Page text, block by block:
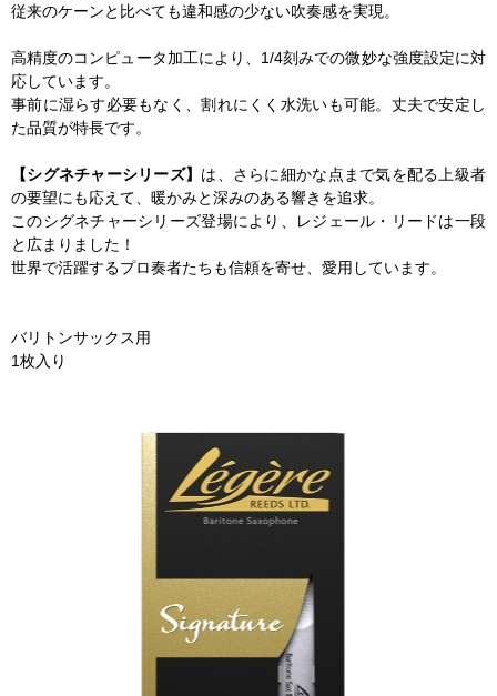
従来のケーンと比べても違和感の少ない吹奏感を実現。
高精度のコンピュータ加工により、1/4刻みでの微妙な強度設定に対
応しています。
事前に湿らす必要もなく、割れにくく水洗いも可能。丈夫で安定し
た品質が特長です。
【シグネチャーシリーズ】 は、さらに細かな点まで気を配る上級者
の要望にも応えて、暖かみと深みのある響きを追求。
このシグネチャーシリーズ登場により、レジェール・リードは一段
と広まりました！
世界で活躍するプロ奏者たちも信頼を寄せ、愛用しています。
バリトンサックス用
1枚入り